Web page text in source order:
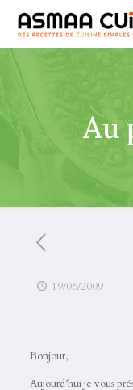
Au
19/06/2009
Bonjour,
Aujourd’hui je vous